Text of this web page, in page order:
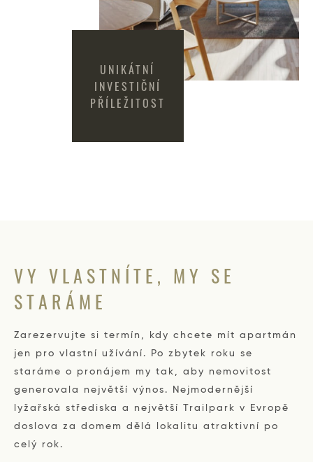
UNIKÁTNÍ
INVESTIČNÍ
PŘÍLEŽITOST
VY VLASTNÍTE, MY SE
STARÁME
Zarezervujte si termín, kdy chcete mít apartmán
jen pro vlastní užívání. Po zbytek roku se
staráme o pronájem my tak, aby nemovitost
generovala největší výnos. Nejmodernější
lyžařská střediska a největší Trailpark v Evropě
doslova za domem dělá lokalitu atraktivní po
celý rok.